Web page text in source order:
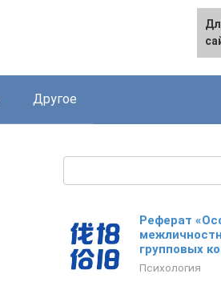
Другое
Реферат
групповых
Психология